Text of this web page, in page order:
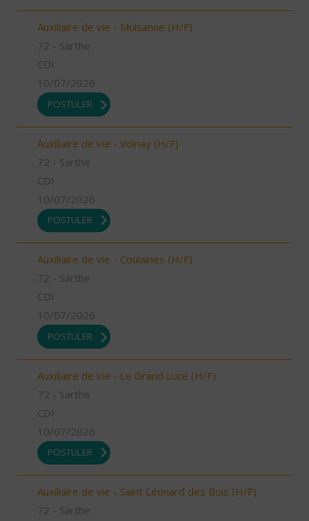
Auxiliaire de vie - Mulsanne (H/F)
72 - Sarthe
CDI
10/07/2026
POSTULER
Auxiliaire de vie - Volnay (H/F)
72 - Sarthe
CDI
10/07/2026
POSTULER
Auxiliaire de vie - Coulaines (H/F)
72 - Sarthe
CDI
10/07/2026
POSTULER
Auxiliaire de vie - Le Grand Lucé (H/F)
72 - Sarthe
CDI
10/07/2026
POSTULER
Auxiliaire de vie - Saint Léonard des Bois (H/F)
72 - Sarthe